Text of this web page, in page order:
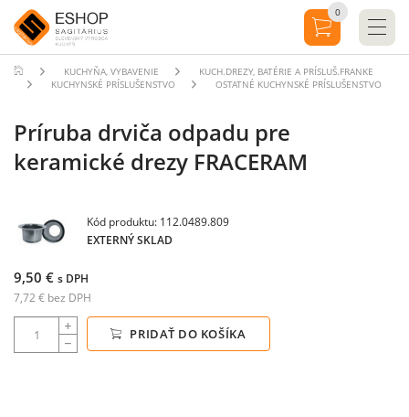
KUCHYŇA, VYBAVENIE
KUCH.DREZY, BATÉRIE A PRÍSLUŠ.FRANKE
KUCHYNSKÉ PRÍSLUŠENSTVO
OSTATNÉ KUCHYNSKÉ PRÍSLUŠENSTVO
Príruba drviča odpadu pre
keramické drezy FRACERAM
Kód produktu: 112.0489.809
EXTERNÝ SKLAD
9,50 € s DPH
7,72 € bez DPH
PRIDAŤ DO KOŠÍKA
0